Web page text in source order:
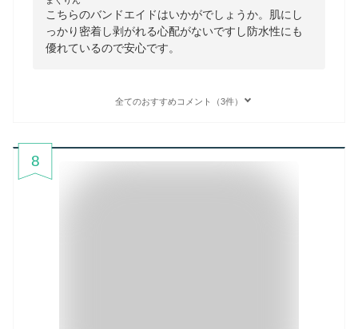
こちらのバンドエイドはいかがでしょうか。肌にし
っかり密着し剥がれる心配がないですし防水性にも
優れているので安心です。
全てのおすすめコメント（3件）
8